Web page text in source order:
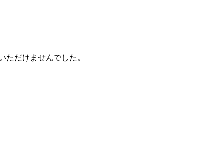
だけませんでした。